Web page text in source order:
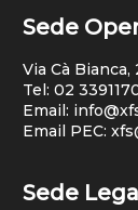
Sede
Via Cà Bianca,
Tel: 02
Email:
Email PEC:
Sede